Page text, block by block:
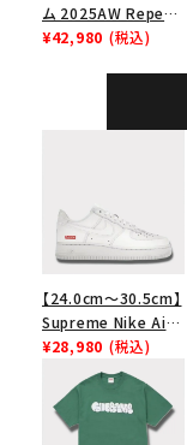
ム 2025AW Repeat
Leather Belt リピー
¥42,980 (税込)
【24.0cm～30.5cm】
Supreme Nike Air
Force 1 Low シュプ
リーム ナイキエアフォ
ース１スニーカー シ
ューズ ホワイト
¥28,980 (税込)